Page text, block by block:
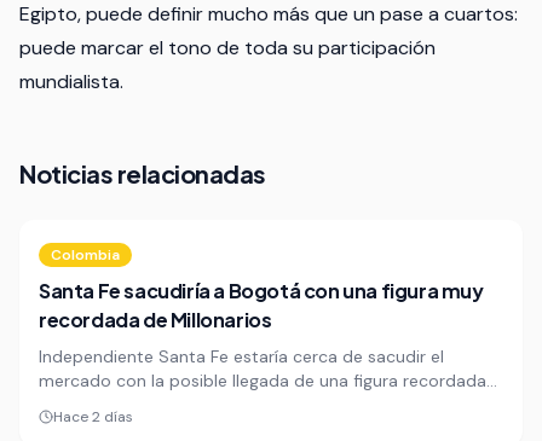
Egipto, puede definir mucho más que un pase a cuartos:
puede marcar el tono de toda su participación
mundialista.
Noticias relacionadas
Colombia
Santa Fe sacudiría a Bogotá con una figura muy
recordada de Millonarios
Independiente Santa Fe estaría cerca de sacudir el
mercado con la posible llegada de una figura recordada
de Millonarios, en una operación que golpearía de frente a
su rival capitalino. La movida repetiría una fórmula que ya
Hace 2 días